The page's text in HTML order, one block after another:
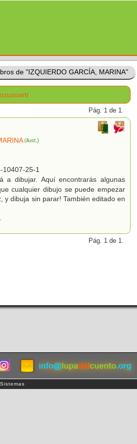
de "IZQUIERDO GARCÍA, MARINA"
Pág. 1 de 1.
(ilust.)
10407-25-1
a dibujar. Aquí encontrarás algunas
cualquier dibujo se puede empezar
y dibuja sin parar! También editado en
.
Pág. 1 de 1.